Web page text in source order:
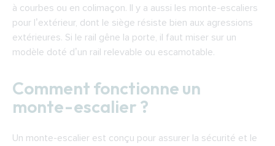
à courbes ou en colimaçon. Il y a aussi les monte-escaliers
pour l’extérieur, dont le siège résiste bien aux agressions
extérieures. Si le rail gêne la porte, il faut miser sur un
modèle doté d’un rail relevable ou escamotable.
Comment fonctionne un
monte-escalier ?
Un monte-escalier est conçu pour assurer la sécurité et le